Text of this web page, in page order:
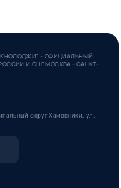
- ОФИЦИАЛЬНЫЙ
И СНГ МОСКВА - САНКТ-
округ Хамовники, ул.